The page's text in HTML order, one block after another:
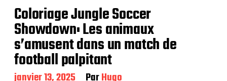
Coloriage Jungle Soccer
Showdown: Les animaux
s’amusent dans un match de
football palpitant
D
janvier 13, 2025 ParHugo